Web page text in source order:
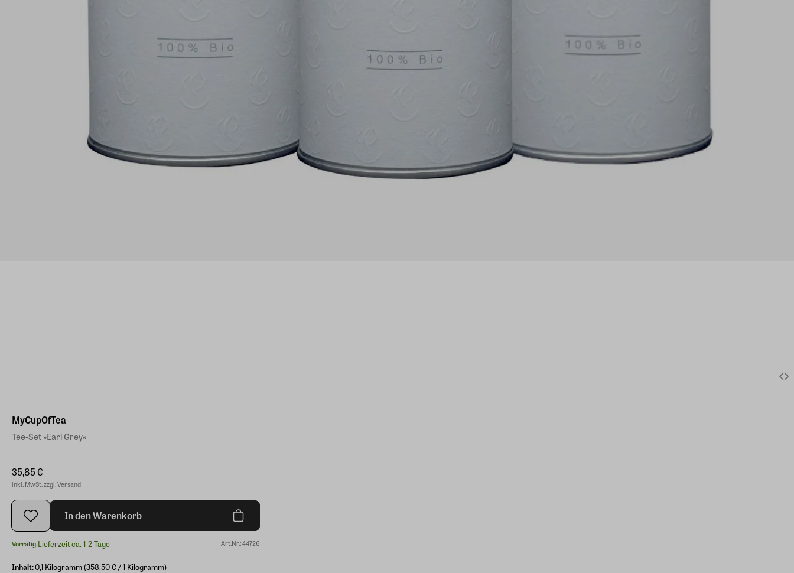
MyCupOfTea
Tee-Set »Earl Grey«
35,85 €
inkl. MwSt. zzgl. Versand
In den Warenkorb
Vorrätig.Lieferzeit ca. 1-2 Tage Art.Nr.: 44726
Inhalt:0,1 Kilogramm (358,50 € / 1 Kilogramm)